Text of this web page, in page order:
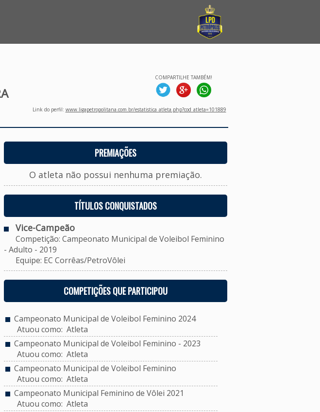
COMPARTILHE TAMBÉM!
Link do perfil: www.ligapetropolitana.com.br/estatistica_atleta.php?cod_atleta=101889
PREMIAÇÕES
O atleta não possui nenhuma premiação.
TÍTULOS CONQUISTADOS
Vice-Campeão
Competição: Campeonato Municipal de Voleibol Feminino
- Adulto - 2019
Equipe: EC Corrêas/PetroVôlei
COMPETIÇÕES QUE PARTICIPOU
Campeonato Municipal de Voleibol Feminino 2024
Atuou como: Atleta
Campeonato Municipal de Voleibol Feminino - 2023
Atuou como: Atleta
Campeonato Municipal de Voleibol Feminino
Atuou como: Atleta
Campeonato Municipal Feminino de Vôlei 2021
Atuou como: Atleta